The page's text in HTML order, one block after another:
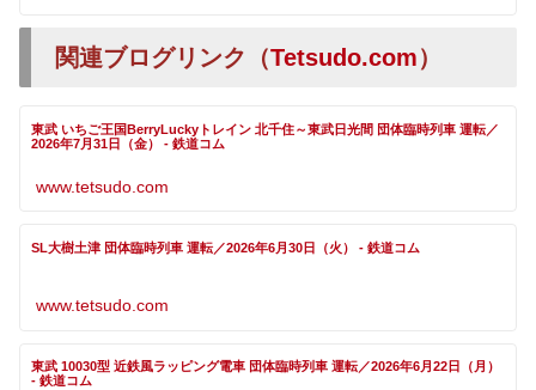
関連ブログリンク（Tetsudo.com）
東武 いちご王国BerryLuckyトレイン 北千住～東武日光間 団体臨時列車 運転／
2026年7月31日（金） - 鉄道コム
www.tetsudo.com
SL大樹土津 団体臨時列車 運転／2026年6月30日（火） - 鉄道コム
www.tetsudo.com
東武 10030型 近鉄風ラッピング電車 団体臨時列車 運転／2026年6月22日（月）
- 鉄道コム